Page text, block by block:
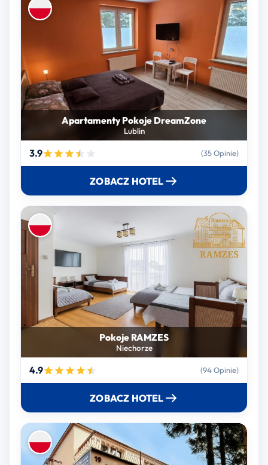
Apartamenty Pokoje DreamZone
Lublin
3.9 (35 Opinie)
ZOBACZ HOTEL
Pokoje RAMZES
Niechorze
4.9 (94 Opinie)
ZOBACZ HOTEL